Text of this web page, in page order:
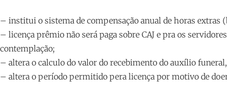
– institui o sistema de compensação anual de horas extras
– licença prêmio não será paga sobre CAJ e pra os
contemplação;
– altera o calculo do valor do recebimento do auxílio
– altera o período permitido pera licença por motivo de